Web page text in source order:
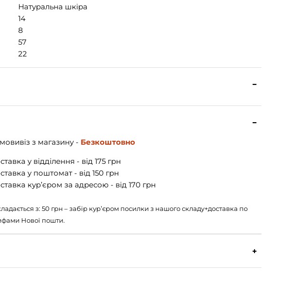
Натуральна шкіра
14
8
57
22
з магазину - Безкоштовно
у відділення - від 175 грн
у поштомат - від 150 грн
кур’єром за адресою - від 170 грн
з: 50 грн – забір кур’єром посилки з нашого складу+доставка по
Нової пошти.